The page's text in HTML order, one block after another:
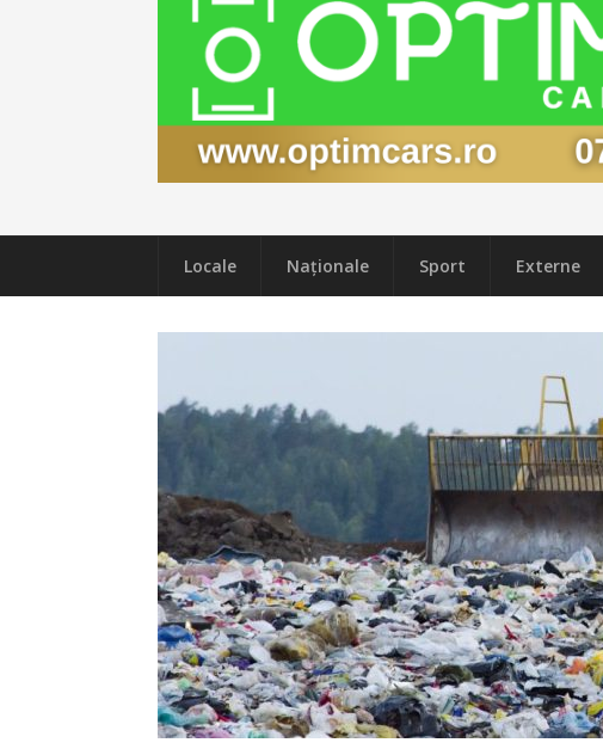
Locale Naţionale Sport Externe